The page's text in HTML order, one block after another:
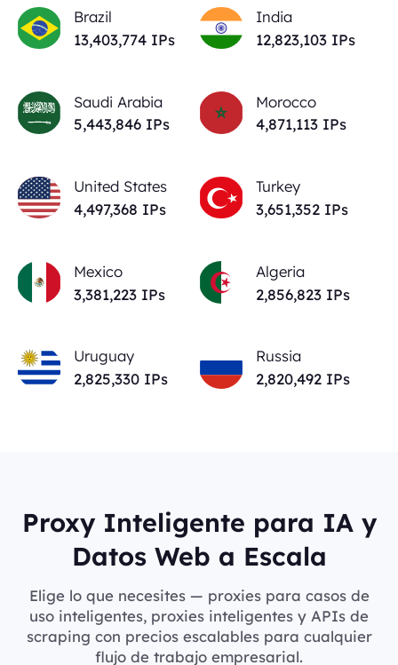
Brazil
13,403,774 IPs
India
12,823,103 IPs
Saudi Arabia
5,443,846 IPs
Morocco
4,871,113 IPs
United States
4,497,368 IPs
Turkey
3,651,352 IPs
Mexico
3,381,223 IPs
Algeria
2,856,823 IPs
Uruguay
2,825,330 IPs
Russia
2,820,492 IPs
Proxy Inteligente para IA y
Datos Web a Escala
Elige lo que necesites — proxies para casos de
uso inteligentes, proxies inteligentes y APIs de
scraping con precios escalables para cualquier
flujo de trabajo empresarial.